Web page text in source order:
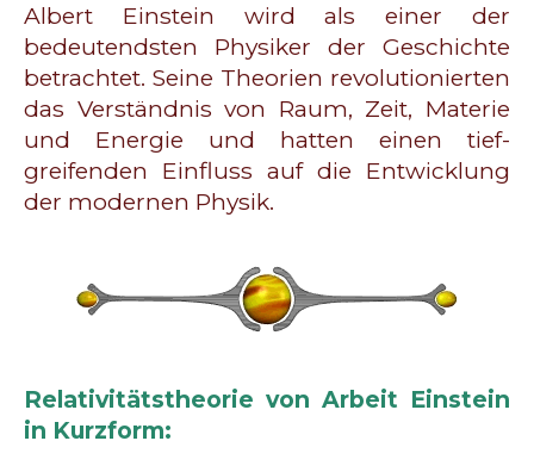
Albert Einstein wird als einer der
bedeutendsten Physiker der Geschichte
betrachtet. Seine Theorien revolutionierten
das Verständnis von Raum, Zeit, Materie
und Energie und hatten einen tief-
greifenden Einfluss auf die Entwicklung
der modernen Physik.
Relativitätstheorie von Arbeit Einstein
in Kurzform: